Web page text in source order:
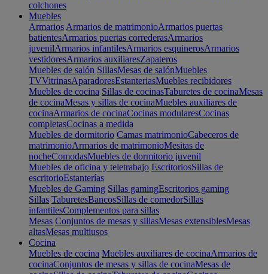
colchones
Muebles
Armarios Armarios de matrimonioArmarios puertas
batientesArmarios puertas correderasArmarios
juvenilArmarios infantilesArmarios esquinerosArmarios
vestidoresArmarios auxiliaresZapateros
Muebles de salón SillasMesas de salónMuebles
TVVitrinasAparadoresEstanteriasMuebles recibidores
Muebles de cocina Sillas de cocinasTaburetes de cocinaMesas
de cocinaMesas y sillas de cocinaMuebles auxiliares de
cocinaArmarios de cocinaCocinas modularesCocinas
completasCocinas a medida
Muebles de dormitorio Camas matrimonioCabeceros de
matrimonioArmarios de matrimonioMesitas de
nocheComodasMuebles de dormitorio juvenil
Muebles de oficina y teletrabajo EscritoriosSillas de
escritorioEstanterías
Muebles de Gaming Sillas gamingEscritorios gaming
Sillas TaburetesBancosSillas de comedorSillas
infantilesComplementos para sillas
Mesas Conjuntos de mesas y sillasMesas extensiblesMesas
altasMesas multiusos
Cocina
Muebles de cocina Muebles auxiliares de cocinaArmarios de
cocinaConjuntos de mesas y sillas de cocinaMesas de